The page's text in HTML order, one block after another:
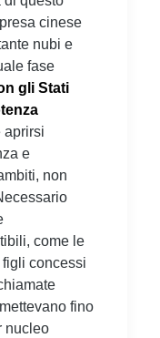
cinese
nubi e
fase
gli Stati
aprirsi
e
non
come le
concessi
fino
nucleo